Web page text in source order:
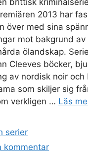
brittisk
2013 har
över med sina
mot bakgrund av
ölandskap.
Cleeves böcker,
av nordisk noir och
som skiljer sig
verkligen … Läs
serier
kommentar